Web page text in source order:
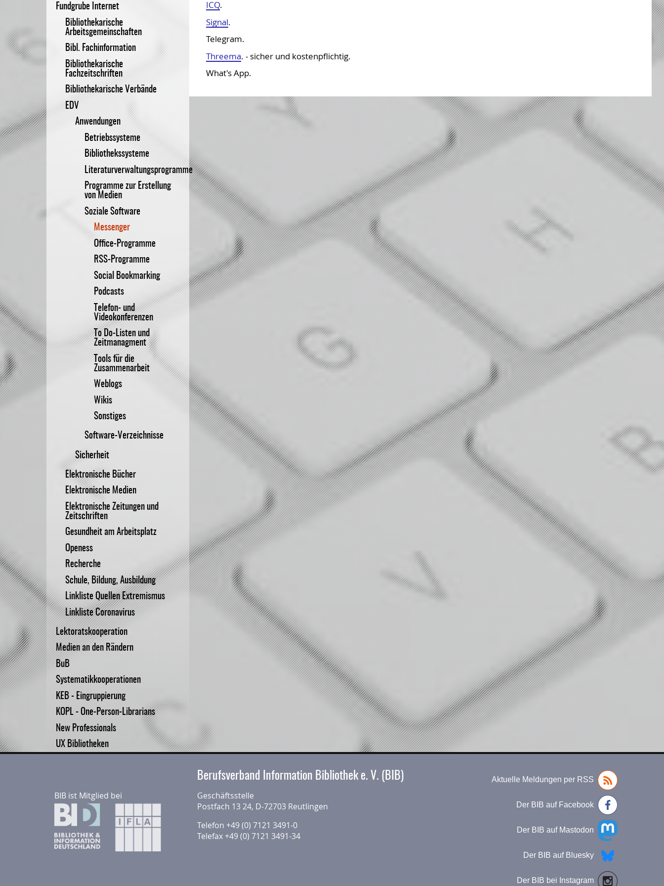
BiblioJobs
BIB-OPUS Volltextserver
Fundgrube Internet
Bibliothekarische
Arbeitsgemeinschaften
Bibl. Fachinformation
Bibliothekarische
Fachzeitschriften
Bibliothekarische Verbände
EDV
Anwendungen
Betriebssysteme
Bibliothekssysteme
Literaturverwaltungsprogramme
Programme zur Erstellung
von Medien
Soziale Software
Messenger
Office-Programme
RSS-Programme
Social Bookmarking
Podcasts
Telefon- und
Videokonferenzen
To Do-Listen und
Zeitmanagment
Tools für die
Zusammenarbeit
Weblogs
Wikis
Sonstiges
Software-Verzeichnisse
Sicherheit
Elektronische Bücher
Elektronische Medien
Elektronische Zeitungen und
Zeitschriften
Gesundheit am Arbeitsplatz
Openess
Recherche
Schule, Bildung, Ausbildung
Linkliste Quellen Extremismus
Linkliste Coronavirus
Lektoratskooperation
Medien an den Rändern
BuB
Systematikkooperationen
KEB - Eingruppierung
KOPL - One-Person-Librarians
New Professionals
UX Bibliotheken
ICQ.
Signal.
Telegram.
Threema. - sicher und kostenpflichtig.
What's App.
BIB ist Mitglied bei
Berufsverband Information Bibliothek e. V. (BIB)
Geschäftsstelle
Postfach 13 24, D-72703 Reutlingen
Telefon +49 (0) 7121 3491-0
Telefax +49 (0) 7121 3491-34
Aktuelle Meldungen per RSS
Der BIB auf Facebook
Der BIB auf Mastodon
Der BIB auf Bluesky
Der BIB bei Instagram